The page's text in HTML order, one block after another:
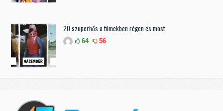
20 szuperhős a filmekben régen és most
64 56